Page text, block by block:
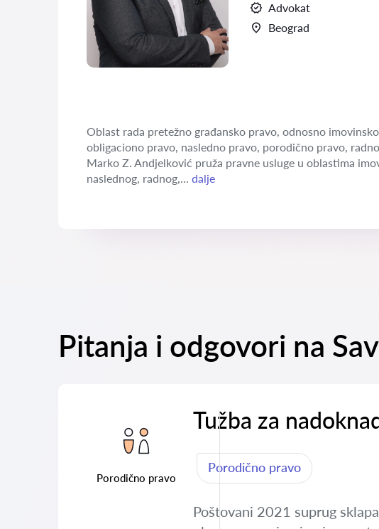
Advokat
Beograd
Oblast rada pretežno građansko pravo, odnosno
obligaciono pravo, nasledno pravo, porodično pravo,
Marko Z. Andjelković pruža pravne usluge u oblastima
naslednog, radnog,... dalje
Pitanja i odgovori na
Porodično pravo
Tužba za
Porodično pravo
Poštovani 2021 suprug